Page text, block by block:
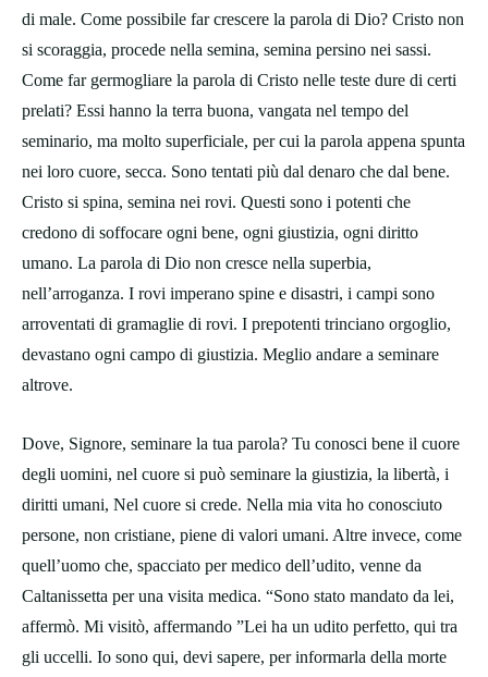
di male. Come possibile far crescere la parola di Dio? Cristo non
si scoraggia, procede nella semina, semina persino nei sassi.
Come far germogliare la parola di Cristo nelle teste dure di certi
prelati? Essi hanno la terra buona, vangata nel tempo del
seminario, ma molto superficiale, per cui la parola appena spunta
nei loro cuore, secca. Sono tentati più dal denaro che dal bene.
Cristo si spina, semina nei rovi. Questi sono i potenti che
credono di soffocare ogni bene, ogni giustizia, ogni diritto
umano. La parola di Dio non cresce nella superbia,
nell’arroganza. I rovi imperano spine e disastri, i campi sono
arroventati di gramaglie di rovi. I prepotenti trinciano orgoglio,
devastano ogni campo di giustizia. Meglio andare a seminare
altrove.
Dove, Signore, seminare la tua parola? Tu conosci bene il cuore
degli uomini, nel cuore si può seminare la giustizia, la libertà, i
diritti umani, Nel cuore si crede. Nella mia vita ho conosciuto
persone, non cristiane, piene di valori umani. Altre invece, come
quell’uomo che, spacciato per medico dell’udito, venne da
Caltanissetta per una visita medica. “Sono stato mandato da lei,
affermò. Mi visitò, affermando ”Lei ha un udito perfetto, qui tra
gli uccelli. Io sono qui, devi sapere, per informarla della morte